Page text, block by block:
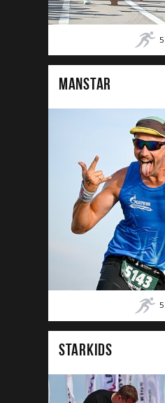
5
MANSTAR
5
STARKIDS